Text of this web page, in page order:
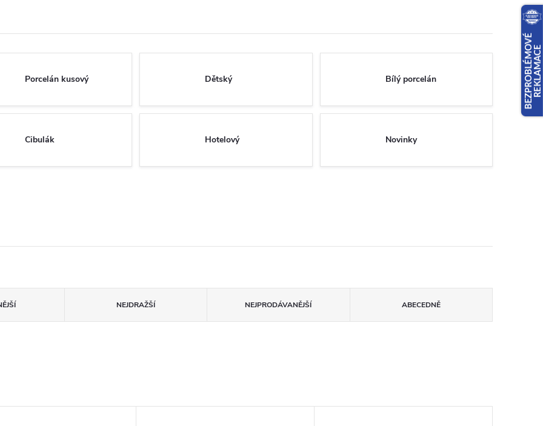
Porcelán kusový Dětský Bílý porcelán
Cibulák Hotelový Novinky
NEJDRAŽŠÍ NEJPRODÁVANĚJŠÍ ABECEDNĚ